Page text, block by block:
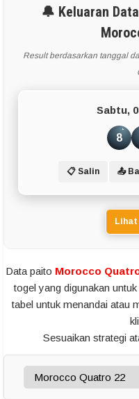
🔔 Keluaran
Result berdasarkan tanggal
Sabtu,
8
📋 Salin 📤
Lihat
Data paito Morocco
togel yang digunakan
tabel untuk menandai atau
Sesuaikan strategi